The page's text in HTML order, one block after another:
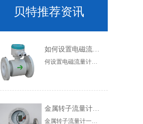
贝特推荐资讯
如何设置电磁流量计的参数？
何设置电磁流量计的参数？通常需要设置电磁流量计的参数，但很多人不知道如何设置电磁流量计的参数。现在让我们简要介绍一下如何设置电磁流量计的参数。一般参数设置在一定范围内，不同厂家有一定差异，以产品说明书为准，电磁流量计传感器实时测量流体电阻值。管道是否处于全管状态，因此空管测量值为连续值。虽然不同的流体有不同的电阻值来确定流量计管道是否处于全管状态，但它是空管测量值的连续值。虽然不同的流体有不同的电阻值，但只要流体处于满管状态，其电阻值就是稳定的